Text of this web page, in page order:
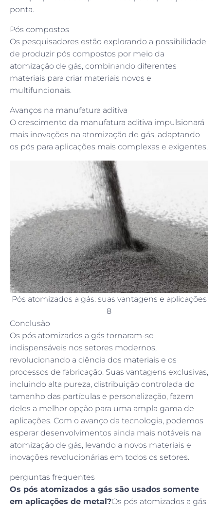
ponta.
Pós compostos
Os pesquisadores estão explorando a possibilidade
de produzir pós compostos por meio da
atomização de gás, combinando diferentes
materiais para criar materiais novos e
multifuncionais.
Avanços na manufatura aditiva
O crescimento da manufatura aditiva impulsionará
mais inovações na atomização de gás, adaptando
os pós para aplicações mais complexas e exigentes.
Pós atomizados a gás: suas vantagens e aplicações
8
Conclusão
Os pós atomizados a gás tornaram-se
indispensáveis nos setores modernos,
revolucionando a ciência dos materiais e os
processos de fabricação. Suas vantagens exclusivas,
incluindo alta pureza, distribuição controlada do
tamanho das partículas e personalização, fazem
deles a melhor opção para uma ampla gama de
aplicações. Com o avanço da tecnologia, podemos
esperar desenvolvimentos ainda mais notáveis na
atomização de gás, levando a novos materiais e
inovações revolucionárias em todos os setores.
perguntas frequentes
Os pós atomizados a gás são usados somente
em aplicações de metal?Os pós atomizados a gás